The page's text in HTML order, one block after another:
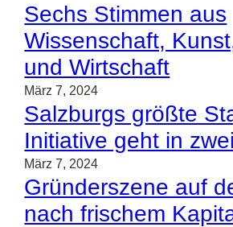
Sechs Stimmen aus
Wissenschaft,
und Wirtschaft
März 7, 2024
Salzburgs größte
Initiative geht in
März 7, 2024
Gründerszene auf
nach frischem